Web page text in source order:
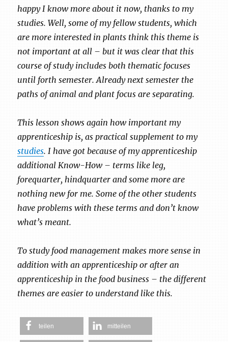
happy I know more about it now, thanks to my
studies. Well, some of my fellow students, which
are more interested in plants think this theme is
not important at all – but it was clear that this
course of study includes both thematic focuses
until forth semester. Already next semester the
paths of animal and plant focus are separating.
This lesson shows again how important my
apprenticeship is, as practical supplement to my
studies. I have got because of my apprenticeship
additional Know-How – terms like leg,
forequarter, hindquarter and some more are
nothing new for me. Some of the other students
have problems with these terms and don’t know
what’s meant.
To study food management makes more sense in
addition with an apprenticeship or after an
apprenticeship in the food business – the different
themes are easier to understand like this.
teilen mitteilen